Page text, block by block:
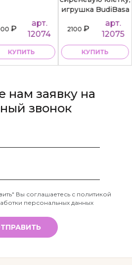
₽
арт.
12074
КУПИТЬ
игрушка BudiBasa
2100₽
арт.
12075
КУПИТЬ
нам заявку на
звонок
Вы соглашаетесь с политикой
персональных данных